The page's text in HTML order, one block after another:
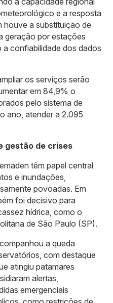
e a resposta
houve a substituição de
geração por estações
a confiabilidade dos dados
os serviços serão
em 84,9% o
pelo sistema de
ano, atender a 2.095
gestão de crises
têm papel central
e inundações,
povoadas. Em
foi decisivo para
hídrica, como o
de São Paulo (SP).
a queda
com destaque
atingiu patamares
alertas,
emergenciais